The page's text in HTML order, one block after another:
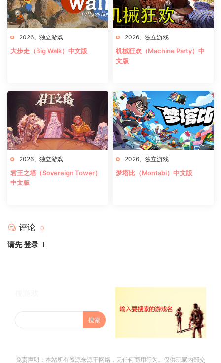
2026 独立游戏
大步走（Big Walk）中文版
2026 独立游戏
机械狂欢（Machine Party）中
文版
2026 独立游戏
君王之塔（Sovereign Tower）
中文版
2026 独立游戏
梦塔比（Montabi）中文版
评论 0
请先登录 ！
免责声明：本站所有资源来源于网络，无任何商用行为。仅供玩家内部交